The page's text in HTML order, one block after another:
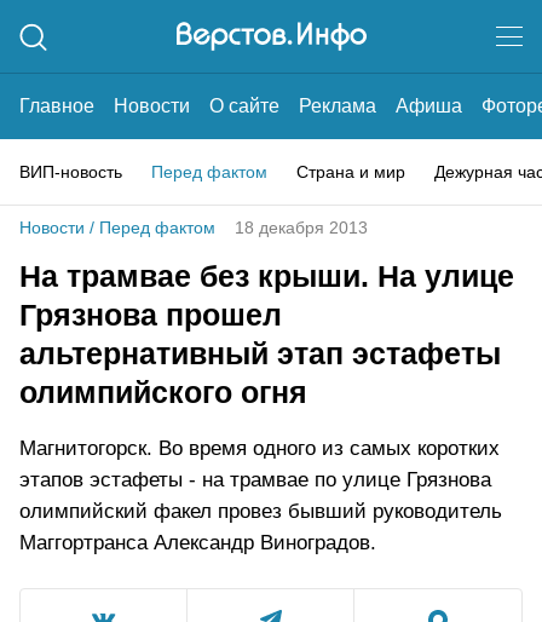
Главное Новости О сайте Реклама Афиша
ВИП-новость Перед фактом Страна и мир Дежурная
Новости / Перед фактом 18 декабря 2013
На трамвае без крыши. На улице
Грязнова прошел
альтернативный этап эстафеты
олимпийского огня
Магнитогорск. Во время одного из самых коротких
этапов эстафеты - на трамвае по улице Грязнова
олимпийский факел провез бывший руководитель
Маггортранса Александр Виноградов.